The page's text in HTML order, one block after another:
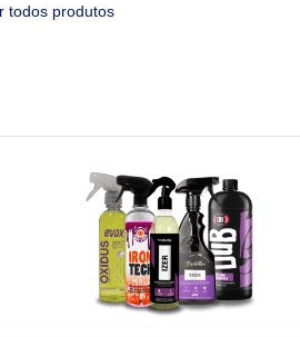
todos produtos